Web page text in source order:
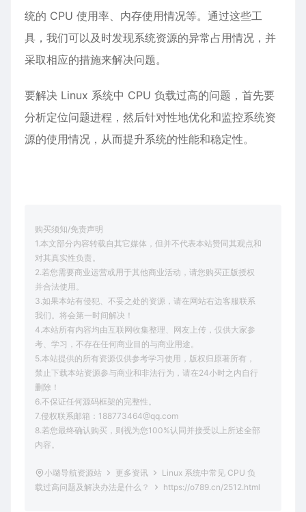
统的 CPU 使用率、内存使用情况等。通过这些工
具，我们可以及时发现系统资源的异常占用情况，并
采取相应的措施来解决问题。
要解决 Linux 系统中 CPU 负载过高的问题，首先要
分析定位问题进程，然后针对性地优化和监控系统资
源的使用情况，从而提升系统的性能和稳定性。
购买须知/免责声明
1.本文部分内容转载自其它媒体，但并不代表本站赞同其观点和
对其真实性负责。
2.若您需要商业运营或用于其他商业活动，请您购买正版授权
并合法使用。
3.如果本站有侵犯、不妥之处的资源，请在网站右边客服联系
我们。将会第一时间解决！
4.本站所有内容均由互联网收集整理、网友上传，仅供大家参
考、学习，不存在任何商业目的与商业用途。
5.本站提供的所有资源仅供参考学习使用，版权归原著所有，
禁止下载本站资源参与商业和非法行为，请在24小时之内自行
删除！
6.不保证任何源码框架的完整性。
7.侵权联系邮箱：188773464@qq.com
8.若您最终确认购买，则视为您100%认同并接受以上所述全部
内容。
小璐导航资源站 更多资讯
Linux 系统中常见 CPU 负
载过高问题及解决办法是什么？
https://o789.cn/2512.html